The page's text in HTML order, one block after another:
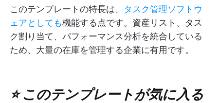
このテンプレートの特長は、 タスク管理ソフトウ
ェアとしても機能する点です。資産リスト、タス
ク割り当て、パフォーマンス分析を統合している
ため、大量の在庫を管理する企業に有用です。
⭐ このテンプレートが気に入る